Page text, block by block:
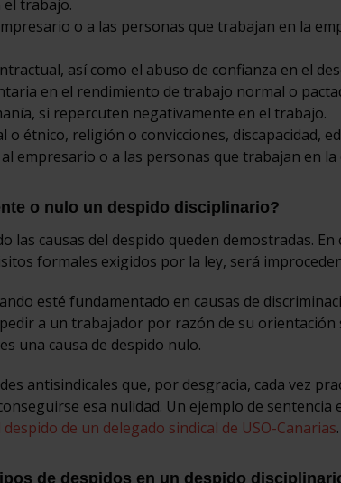
el trabajo.
o a las personas que trabajan en la
así como el abuso de confianza en el
en el rendimiento de trabajo normal o
si repercuten negativamente en el trabajo.
o étnico, religión o convicciones, discapacidad,
empresario o a las personas que trabajan en la
o nulo un despido disciplinario?
las causas del despido queden demostradas.
formales exigidos por la ley, será
esté fundamentado en causas de
a un trabajador por razón de su orientación
una causa de despido nulo.
antisindicales que, por desgracia, cada vez
esa nulidad. Un ejemplo de sentencia
de un delegado sindical de USO-Canarias.
de despidos en un despido